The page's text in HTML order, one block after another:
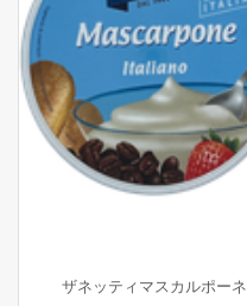
ザネッティマスカルポーネ